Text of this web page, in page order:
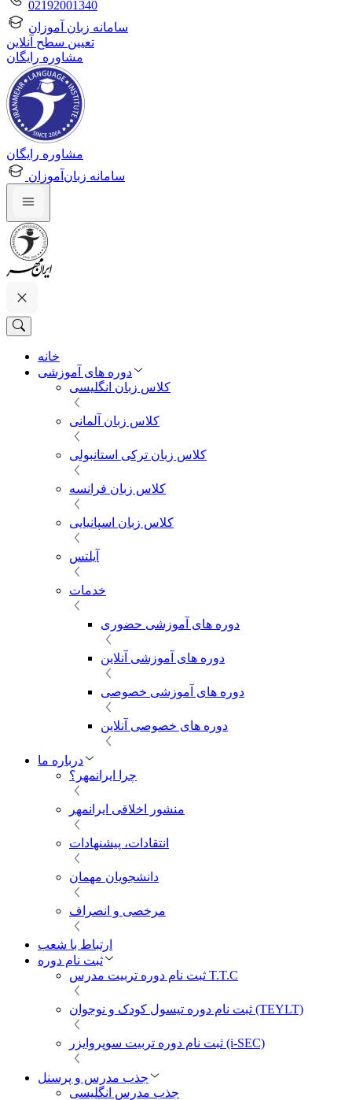
02192001340
سامانه زبان آموزان
تعیین سطح آنلاین
مشاوره رایگان
مشاوره رایگان
سامانه زبان‌آموزان
خانه
دوره های آموزشی
کلاس زبان انگلیسی
کلاس زبان آلمانی
کلاس زبان ترکی استانبولی
کلاس زبان فرانسه
کلاس زبان اسپانیایی
آیلتس
خدمات
دوره های آموزشی حضوری
دوره های آموزشی آنلاین
دوره های آموزشی خصوصی
دوره های خصوصی آنلاین
درباره ما
چرا ایرانمهر؟
منشور اخلاقی ایرانمهر
انتقادات، پیشنهادات
دانشجویان مهمان
مرخصی و انصراف
ارتباط با شعب
ثبت نام دوره
ثبت نام دوره تربیت مدرس T.T.C
ثبت نام دوره تیسول کودک و نوجوان (TEYLT)
ثبت نام دوره تربیت سوپروایزر (i-SEC)
جذب مدرس و پرسنل
جذب مدرس انگلیسی